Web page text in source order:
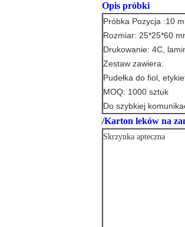
Opis próbki
Próbka Pozycja :10
Rozmiar: 25*25*60
Drukowanie: 4C,
Zestaw zawiera:
Pudełka do fiol,
MOQ: 1000 sztuk
Do szybkiej
/Karton leków na
Skrzynka apteczna